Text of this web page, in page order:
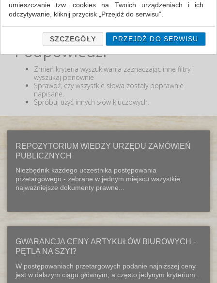
Nie odnaleziono produktów wg przyjętych kryteriów
lub podana fraza "" nie została odnaleziona.
Podpowiedzi
Zmień kryteria wyszukiwania zaznaczając inne filtry i
wyszukaj ponownie
Sprawdź, czy wszystkie słowa zostały poprawnie
napisane.
Spróbuj użyć innych słów kluczowych.
REPOZYTORIUM WIEDZY URZĘDU ZAMÓWIEŃ
PUBLICZNYCH
Niezbędnik każdego uczestnika postępowania
przetargowego - zebrane w jednym miejscu wszystkie
najważniejsze dokumenty prawne...
GWARANCJA CENY ARTYKUŁÓW BIUROWYCH -
PĘTLA NA SZYI?
W postępowaniach przetargowych podanie najniższej ceny
jest w dalszym ciągu głównym, a często jedynym kryterium...
umieszczanie tzw. cookies na Twoich urządzeniach i ich
odczytywanie, kliknij przycisk „Przejdź do serwisu”.
Jeśli nie chcesz wyrazić zgody lub ograniczyć jej zakres, kliknij
„Szczegóły”, gdzie znajdziesz wszelkie informacje o tym jak to
zrobić . Te same informacje znajdziesz także na podstronie z
naszą polityką prywatności obowiązującą od 25 maja 2018.
W przypadku użytkowników zalogowanych, ważna jest Państwa
wcześniejsza zgoda której udzieliliście podczas zakładania
konta. Każda Państwa zgoda jest dobrowolna i można ją w
dowolnym momencie wycofać.
Klauzula Informacyjna (rozwiń)
SZCZEGÓŁY PRZEJDŹ DO SERWISU